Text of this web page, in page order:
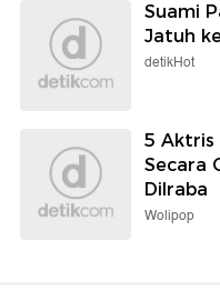
Suami
Jatuh
detikHot
5 Aktris
Secara
Dilraba
Wolipop